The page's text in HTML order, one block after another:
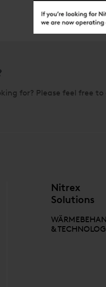
for? Please feel free
Nitrex
Solutions
&